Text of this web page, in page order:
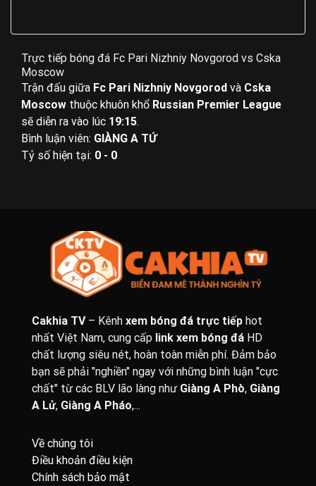
Trực tiếp bóng đá Fc Pari Nizhniy Novgorod vs Cska
Moscow
Trận đấu giữa Fc Pari Nizhniy Novgorod và Cska
Moscow thuộc khuôn khổ Russian Premier League
sẽ diễn ra vào lúc 19:15.
Bình luận viên: GIÀNG A TỨ
Tỷ số hiện tại: 0 - 0
Cakhia TV– Kênh xem bóng đá trực tiếp hot
nhất Việt Nam, cung cấp link xem bóng đá HD
chất lượng siêu nét, hoàn toàn miễn phí. Đảm bảo
bạn sẽ phải "nghiền" ngay với những bình luận "cực
chất" từ các BLV lão làng như Giàng A Phò, Giàng
A Lử, Giàng A Pháo,...
Về chúng tôi
Điều khoản điều kiện
Chính sách bảo mật